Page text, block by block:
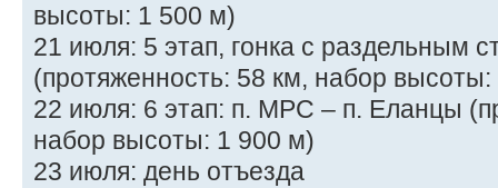
высоты: 1 500 м)
21 июля: 5 этап, гонка с раздельным
(протяженность: 58 км, набор
22 июля: 6 этап: п. МРС – п. Еланцы
набор высоты: 1 900 м)
23 июля: день отъезда